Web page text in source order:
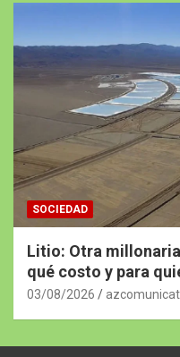
SOCIEDAD
Litio: Otra
qué costo y para
03/08/2026